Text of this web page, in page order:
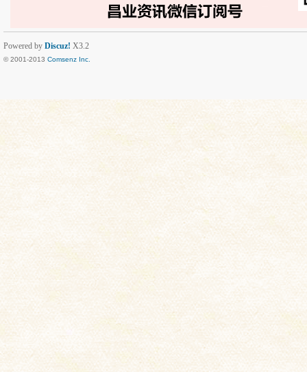
Powered by Discuz! X3.2
© 2001-2013 Comsenz Inc.